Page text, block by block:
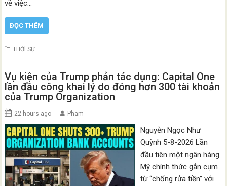
về việc…
ĐỌC THÊM
THỜI SỰ
Vụ kiện của Trump phản tác dụng: Capital One
lần đầu công khai lý do đóng hơn 300 tài khoản
của Trump Organization
22 hours ago Pham
Nguyễn Ngọc Như
Quỳnh 5-8-2026 Lần
đầu tiên một ngân hàng
Mỹ chính thức gắn cụm
từ “chống rửa tiền” với